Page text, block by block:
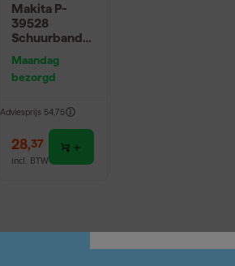
Makita P-
39528
Schuurband
Blue
Maandag
bezorgd
Adviesprijs 54,75
28,37
incl. BTW